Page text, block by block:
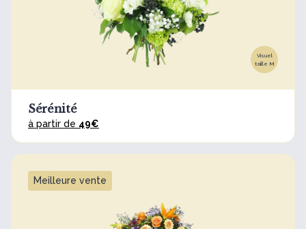
Visuel
taille M
Sérénité
à partir de 49€
Meilleure vente